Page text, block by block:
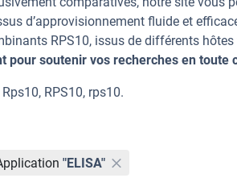
d’approvisionnement fluide et
RPS10, issus de différents hôtes
pour soutenir vos recherches en toute
RPS10, rps10.
"ELISA"